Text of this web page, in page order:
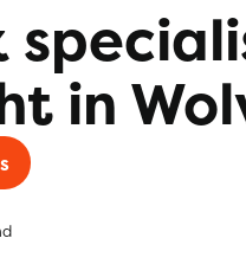
in